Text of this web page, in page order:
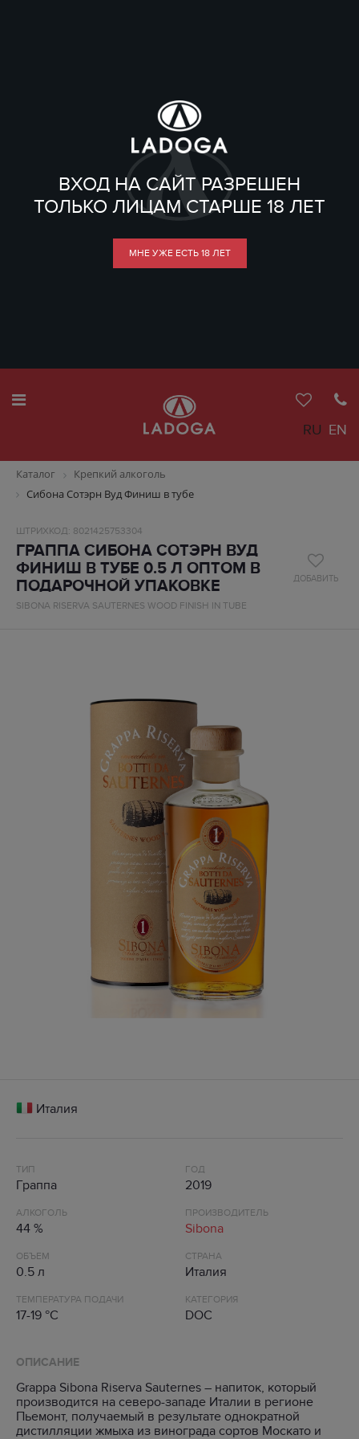
ВХОД НА САЙТ РАЗРЕШЕН
ТОЛЬКО ЛИЦАМ СТАРШЕ 18 ЛЕТ
МНЕ УЖЕ ЕСТЬ 18 ЛЕТ
RU EN
Каталог
Крепкий алкоголь
Сибона Сотэрн Вуд Финиш в тубе
ШТРИХКОД: 8021425753304
ГРАППА СИБОНА СОТЭРН ВУД
ФИНИШ В ТУБЕ 0.5 Л ОПТОМ В
ПОДАРОЧНОЙ УПАКОВКЕ
SIBONA RISERVA SAUTERNES WOOD FINISH IN TUBE
ДОБАВИТЬ
Италия
ТИП
Граппа
АЛКОГОЛЬ
44 %
ОБЪЕМ
0.5 л
ТЕМПЕРАТУРА ПОДАЧИ
17-19 °C
ГОД
2019
ПРОИЗВОДИТЕЛЬ
Sibona
СТРАНА
Италия
КАТЕГОРИЯ
DOC
ОПИСАНИЕ
Grappa Sibona Riserva Sauternes – напиток, который
производится на северо-западе Италии в регионе
Пьемонт, получаемый в результате однократной
дистилляции жмыха из винограда сортов Москато и